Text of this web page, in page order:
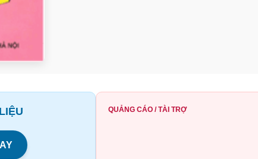
QUẢNG CÁO / TÀI TRỢ